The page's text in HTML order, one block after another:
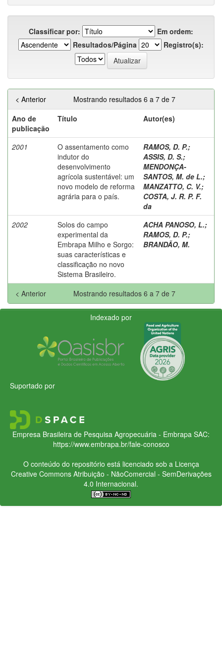
Classificar por:
Em ordem:
Resultados/Página
Registro(s):
Mostrando resultados 6 a 7 de 7
< Anterior
Ano de
publicação
Título Autor(es)
2001
O assentamento como
indutor do
desenvolvimento
agrícola sustentável: um
novo modelo de reforma
agrária para o país.
RAMOS, D. P.;
ASSIS, D. S.;
MENDONÇA-
SANTOS, M. de L.;
MANZATTO, C. V.;
COSTA, J. R. P. F.
da
2002
Solos do campo
experimental da
Embrapa Milho e Sorgo:
suas características e
classificação no novo
Sistema Brasileiro.
ACHA PANOSO, L.;
RAMOS, D. P.;
BRANDÃO, M.
Mostrando resultados 6 a 7 de 7
< Anterior
Indexado por
Suportado por
Empresa Brasileira de Pesquisa Agropecuária - Embrapa SAC:
https://www.embrapa.br/fale-conosco
O conteúdo do repositório está licenciado sob a Licença
Creative CommonsAtribuição - NãoComercial - SemDerivações
4.0 Internacional.